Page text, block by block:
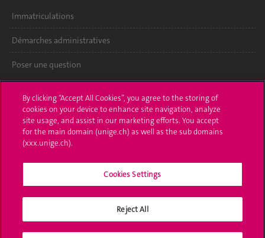
Immatriculations
Démarches administratives
Poser une question
UNIGE Mobile
Médias
Offres d'emploi
Bibliothèque
By clicking “Accept All Cookies”, you agree to the storing of
cookies on your device to enhance site navigation, analyze
site usage, and assist in our marketing efforts. You accept
for the main domain (unige.ch) as well as the sub domains
(xxx.unige.ch).
Cookies Settings
Reject All